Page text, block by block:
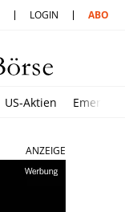
LOGIN ABO
US-Aktien
ANZEIGE